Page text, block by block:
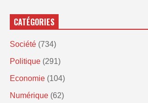
CATÉGORIES
Société (734)
Politique (291)
Economie (104)
Numérique (62)